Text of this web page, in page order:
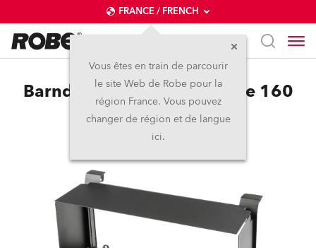
FRANCE / FRENCH
Vous êtes en train de parcourir
le site Web de Robe pour la
région France. Vous pouvez
changer de région et de langue
ici.
Barndoor Module for Divine 160